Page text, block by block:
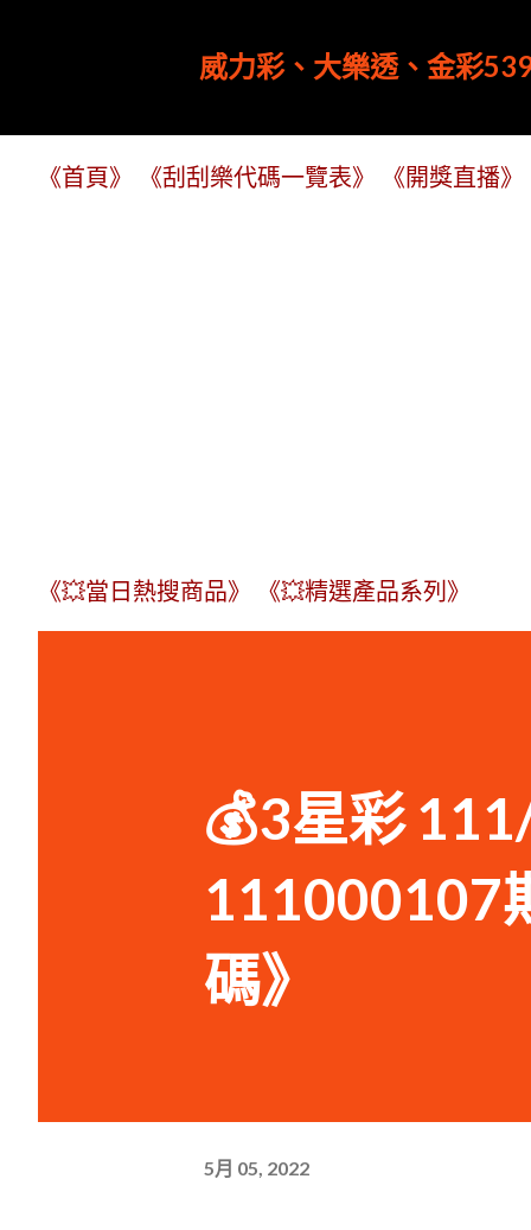
威力彩、大樂透、金彩
《首頁》 《刮刮樂代碼一覽表》 《開獎直播》
《💥當日熱搜商品》 《💥精選產品系列》
💰3星彩
111000107
碼》
5月 05, 2022